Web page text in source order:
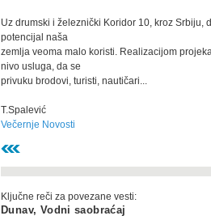
Uz drumski i železnički Koridor 10, kroz Srbiju,
potencijal naša
zemlja veoma malo koristi. Realizacijom
nivo usluga, da se
privuku brodovi, turisti, nautičari...
T.Spalević
Večernje Novosti
Ključne reči za povezane vesti:
Dunav, Vodni saobraćaj